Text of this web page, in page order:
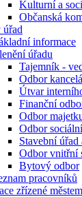
Kulturní a
Občanská
úřad
informace
úřadu
Tajemník -
Odbor
Útvar
Finanční
Odbor
Odbor
Stavební
Odbor vnitřní
Bytový odbor
pracovníků
zřízené městem